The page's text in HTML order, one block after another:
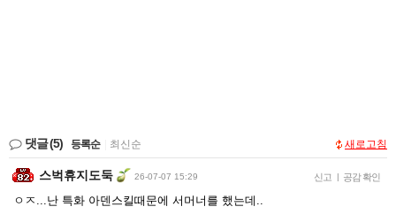
댓글(5) 등록순 최신순 새로고침
스벅휴지도둑 26-07-07 15:29 신고 | 공감 확인
ㅇㅈ...난 특화 아덴스킬때문에 서머너를 했는데..